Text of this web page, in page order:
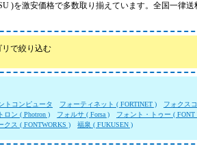
)を激安価格で多数取り揃えています。全国一律
リで絞り込む
トコンピュータ フォーティネット ( FORTINET )
フォクス
ロン ( Photron ) フォルサ ( Forsa )
フォント・トゥー ( FONT
クス ( FONTWORKS ) 福泉 ( FUKUSEN )